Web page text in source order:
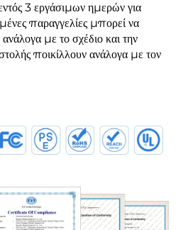
3 εργάσιμων ημερών για
παραγγελίες μπορεί να
με το σχέδιο και την
ποικίλλουν ανάλογα με τον